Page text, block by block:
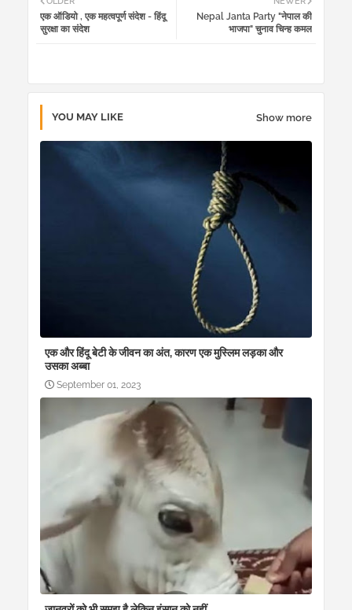
atsa
Nepal Janta Party "नेपाल की
भाजपा" चुनाव चिन्ह कमल
एक ऑडियो , एक महत्वपूर्ण संदेश - हिंदू
सुरक्षा का संदेश
YOU MAY LIKE Show more
एक और हिंदू बेटी के जीवन का अंत, कारण एक मुस्लिम लड़का और
उसका अब्बा
September 01, 2023